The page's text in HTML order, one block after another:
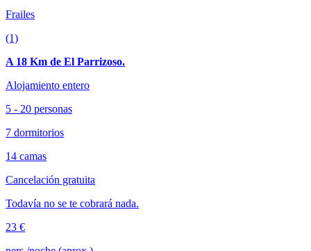
Frailes
(1)
A 18 Km de El Parrizoso.
Alojamiento entero
5 - 20 personas
7 dormitorios
14 camas
Cancelación gratuita
Todavía no se te cobrará nada.
23 €